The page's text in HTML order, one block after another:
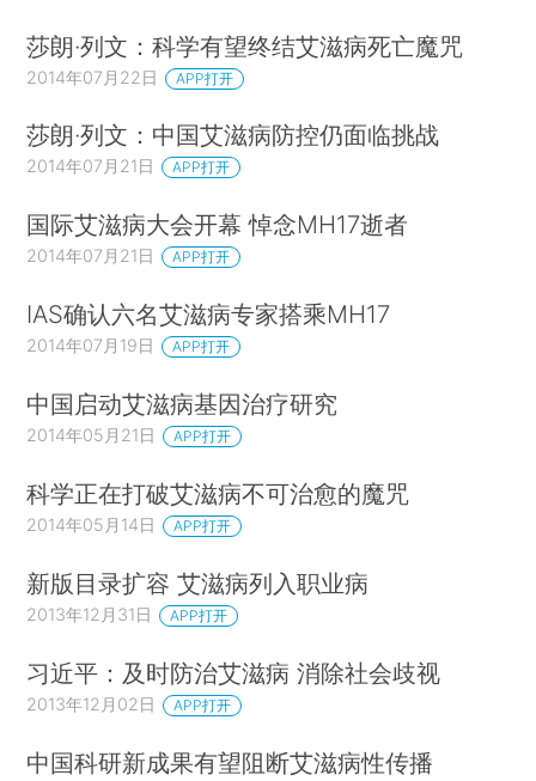
莎朗·列文：科学有望终结艾滋病死亡魔咒
2014年07月22日 APP打开
莎朗·列文：中国艾滋病防控仍面临挑战
2014年07月21日 APP打开
国际艾滋病大会开幕 悼念MH17逝者
2014年07月21日 APP打开
IAS确认六名艾滋病专家搭乘MH17
2014年07月19日 APP打开
中国启动艾滋病基因治疗研究
2014年05月21日 APP打开
科学正在打破艾滋病不可治愈的魔咒
2014年05月14日 APP打开
新版目录扩容 艾滋病列入职业病
2013年12月31日 APP打开
习近平：及时防治艾滋病 消除社会歧视
2013年12月02日 APP打开
中国科研新成果有望阻断艾滋病性传播